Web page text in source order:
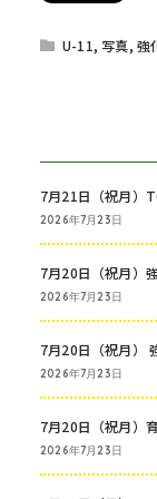
U-11, 写真,強
7月21日（祝月）
2026年7月23日
7月20日（祝月
2026年7月23日
7月20日（祝月）
2026年7月23日
7月20日（祝月）
2026年7月23日